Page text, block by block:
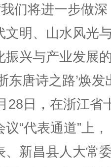
我们将进一步做深
文明、山水风光
振兴与产业发展
东唐诗之路’焕发
28日，在浙江省
“代表通道”上，
、新昌县人大常